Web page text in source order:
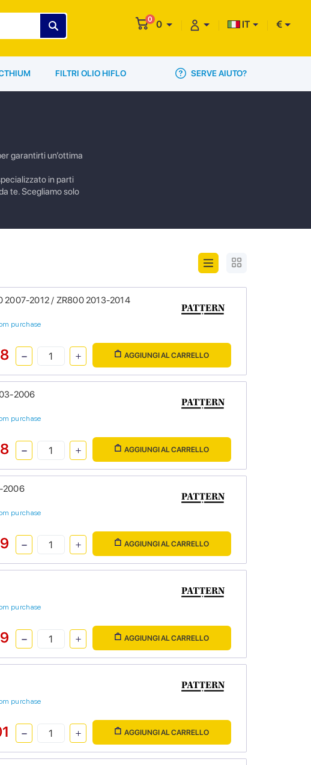
0 0 IT €
FILTRI OLIO HIFLO SERVE AIUTO?
garantirti un’ottima
in parti
te. Scegliamo solo
2007-2012 / ZR800 2013-2014
purchase
AGGIUNGI AL CARRELLO
2006
purchase
AGGIUNGI AL CARRELLO
2006
purchase
AGGIUNGI AL CARRELLO
purchase
AGGIUNGI AL CARRELLO
purchase
AGGIUNGI AL CARRELLO